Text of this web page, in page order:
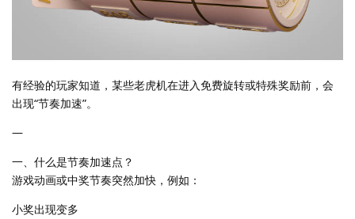
有经验的玩家知道，某些老虎机在进入免费旋转或特殊奖励前，会
出现“节奏加速”。
—
一、什么是节奏加速点？
游戏动画或中奖节奏突然加快，例如：
小奖出现变多